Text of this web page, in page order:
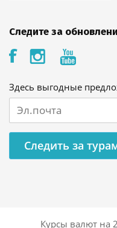
Следите за
Здесь выгодные
Следить за
Курсы валют на